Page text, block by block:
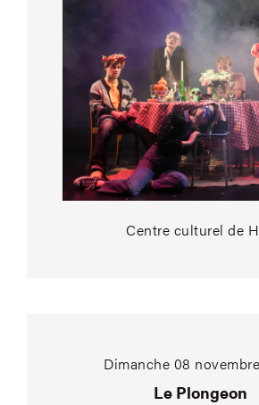
Centre culturel de
Dimanche 08
Le Plongeon